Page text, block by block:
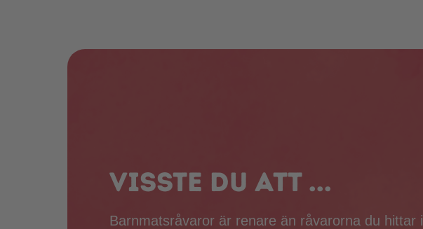
Visste du att ...
Barnmatsråvaror är renare än råvarorna du hittar i